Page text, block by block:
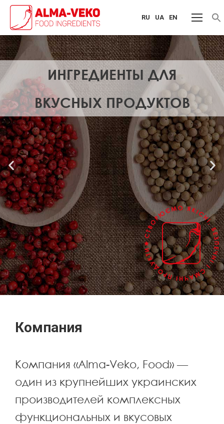
RU UA EN
ИНГРЕДИЕНТЫ ДЛЯ
ВКУСНЫХ ПРОДУКТОВ
Компания
Компания «Alma-Veko, Food» —
один из крупнейших украинских
производителей комплексных
функциональных и вкусовых